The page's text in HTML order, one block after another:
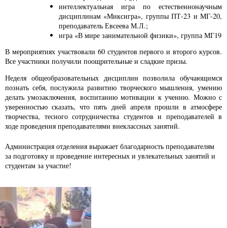
интеллектуальная игра по естественнонаучным
дисциплинам «Миксигра», группы ПТ-23 и МГ-20,
преподаватель Евсеева М.Л.;
игра «В мире занимательной физики», группа МГ19
В мероприятиях участвовали 60 студентов первого и второго курсов.
Все участники получили поощрительные и сладкие призы.
Неделя общеобразовательных дисциплин позволила обучающимся
познать себя, послужила развитию творческого мышления, умению
делать умозаключения, воспитанию мотивации к учению. Можно с
уверенностью сказать, что пять дней апреля прошли в атмосфере
творчества, тесного сотрудничества студентов и преподавателей в
ходе проведения преподавателями внеклассных занятий.
Администрация отделения выражает благодарность преподавателям
за подготовку и проведение интересных и увлекательных занятий и
студентам за участие!